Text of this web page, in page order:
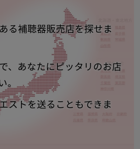
る補聴器販売店を探せま
、あなたにピッタリのお店
ストを送ることもできま